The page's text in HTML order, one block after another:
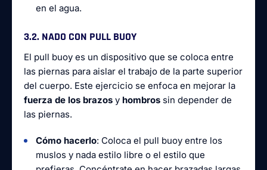
en el agua.
3.2. NADO CON PULL BUOY
El pull buoy es un dispositivo que se coloca entre
las piernas para aislar el trabajo de la parte superior
del cuerpo. Este ejercicio se enfoca en mejorar la
fuerza de los brazos y hombros sin depender de
las piernas.
Cómo hacerlo: Coloca el pull buoy entre los
muslos y nada estilo libre o el estilo que